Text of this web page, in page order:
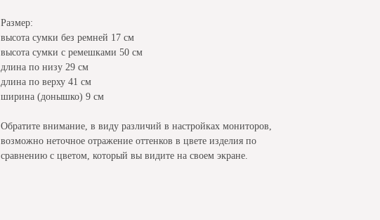
Размер:
высота сумки без ремней 17 см
высота сумки с ремешками 50 см
длина по низу 29 см
длина по верху 41 см
ширина (донышко) 9 см
Обратите внимание, в виду различий в настройках мониторов,
возможно неточное отражение оттенков в цвете изделия по
сравнению с цветом, который вы видите на своем экране.